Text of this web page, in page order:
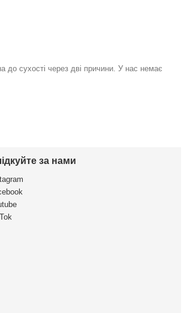
до сухості через дві причини. У нас немає
за нами